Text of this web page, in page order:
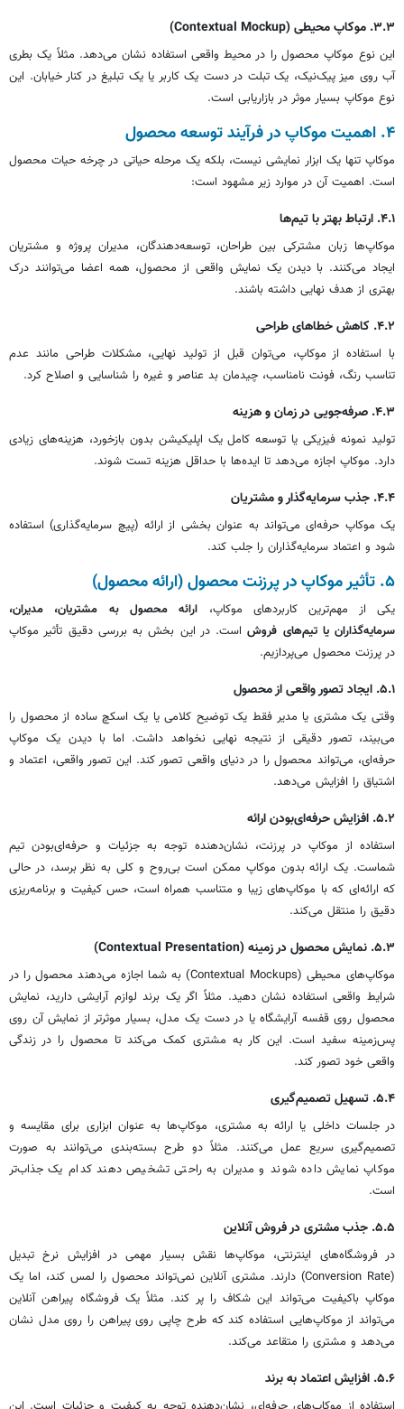
۳.۳. موکاپ محیطی (Contextual Mockup)
این نوع موکاپ محصول را در محیط واقعی استفاده نشان می‌دهد. مثلاً یک بطری
آب روی میز پیک‌نیک، یک تبلت در دست یک کاربر یا یک تبلیغ در کنار خیابان. این
نوع موکاپ بسیار موثر در بازاریابی است.
۴. اهمیت موکاپ در فرآیند توسعه محصول
موکاپ تنها یک ابزار نمایشی نیست، بلکه یک مرحله حیاتی در چرخه حیات محصول
است. اهمیت آن در موارد زیر مشهود است:
۴.۱. ارتباط بهتر با تیم‌ها
موکاپ‌ها زبان مشترکی بین طراحان، توسعه‌دهندگان، مدیران پروژه و مشتریان
ایجاد می‌کنند. با دیدن یک نمایش واقعی از محصول، همه اعضا می‌توانند درک
بهتری از هدف نهایی داشته باشند.
۴.۲. کاهش خطاهای طراحی
با استفاده از موکاپ، می‌توان قبل از تولید نهایی، مشکلات طراحی مانند عدم
تناسب رنگ، فونت نامناسب، چیدمان بد عناصر و غیره را شناسایی و اصلاح کرد.
۴.۳. صرفه‌جویی در زمان و هزینه
تولید نمونه فیزیکی یا توسعه کامل یک اپلیکیشن بدون بازخورد، هزینه‌های زیادی
دارد. موکاپ اجازه می‌دهد تا ایده‌ها با حداقل هزینه تست شوند.
۴.۴. جذب سرمایه‌گذار و مشتریان
یک موکاپ حرفه‌ای می‌تواند به عنوان بخشی از ارائه (پیچ سرمایه‌گذاری) استفاده
شود و اعتماد سرمایه‌گذاران را جلب کند.
۵. تأثیر موکاپ در پرزنت محصول (ارائه محصول)
یکی از مهم‌ترین کاربردهای موکاپ، ارائه محصول به مشتریان، مدیران،
سرمایه‌گذاران یا تیم‌های فروشاست. در این بخش به بررسی دقیق تأثیر موکاپ
در پرزنت محصول می‌پردازیم.
۵.۱. ایجاد تصور واقعی از محصول
وقتی یک مشتری یا مدیر فقط یک توضیح کلامی یا یک اسکچ ساده از محصول را
می‌بیند، تصور دقیقی از نتیجه نهایی نخواهد داشت. اما با دیدن یک موکاپ
حرفه‌ای، می‌تواند محصول را در دنیای واقعی تصور کند. این تصور واقعی، اعتماد و
اشتیاق را افزایش می‌دهد.
۵.۲. افزایش حرفه‌ای‌بودن ارائه
استفاده از موکاپ در پرزنت، نشان‌دهنده توجه به جزئیات و حرفه‌ای‌بودن تیم
شماست. یک ارائه بدون موکاپ ممکن است بی‌روح و کلی به نظر برسد، در حالی
که ارائه‌ای که با موکاپ‌های زیبا و متناسب همراه است، حس کیفیت و برنامه‌ریزی
دقیق را منتقل می‌کند.
۵.۳. نمایش محصول در زمینه (Contextual Presentation)
موکاپ‌های محیطی (Contextual Mockups) به شما اجازه می‌دهند محصول را در
شرایط واقعی استفاده نشان دهید. مثلاً اگر یک برند لوازم آرایشی دارید، نمایش
محصول روی قفسه آرایشگاه یا در دست یک مدل، بسیار موثرتر از نمایش آن روی
پس‌زمینه سفید است. این کار به مشتری کمک می‌کند تا محصول را در زندگی
واقعی خود تصور کند.
۵.۴. تسهیل تصمیم‌گیری
در جلسات داخلی یا ارائه به مشتری، موکاپ‌ها به عنوان ابزاری برای مقایسه و
تصمیم‌گیری سریع عمل می‌کنند. مثلاً دو طرح بسته‌بندی می‌توانند به صورت
موکاپ نمایش داده شوند و مدیران به راحتی تشخیص دهند کدام یک جذاب‌تر
است.
۵.۵. جذب مشتری در فروش آنلاین
در فروشگاه‌های اینترنتی، موکاپ‌ها نقش بسیار مهمی در افزایش نرخ تبدیل
(Conversion Rate) دارند. مشتری آنلاین نمی‌تواند محصول را لمس کند، اما یک
موکاپ باکیفیت می‌تواند این شکاف را پر کند. مثلاً یک فروشگاه پیراهن آنلاین
می‌تواند از موکاپ‌هایی استفاده کند که طرح چاپی روی پیراهن را روی مدل نشان
می‌دهد و مشتری را متقاعد می‌کند.
۵.۶. افزایش اعتماد به برند